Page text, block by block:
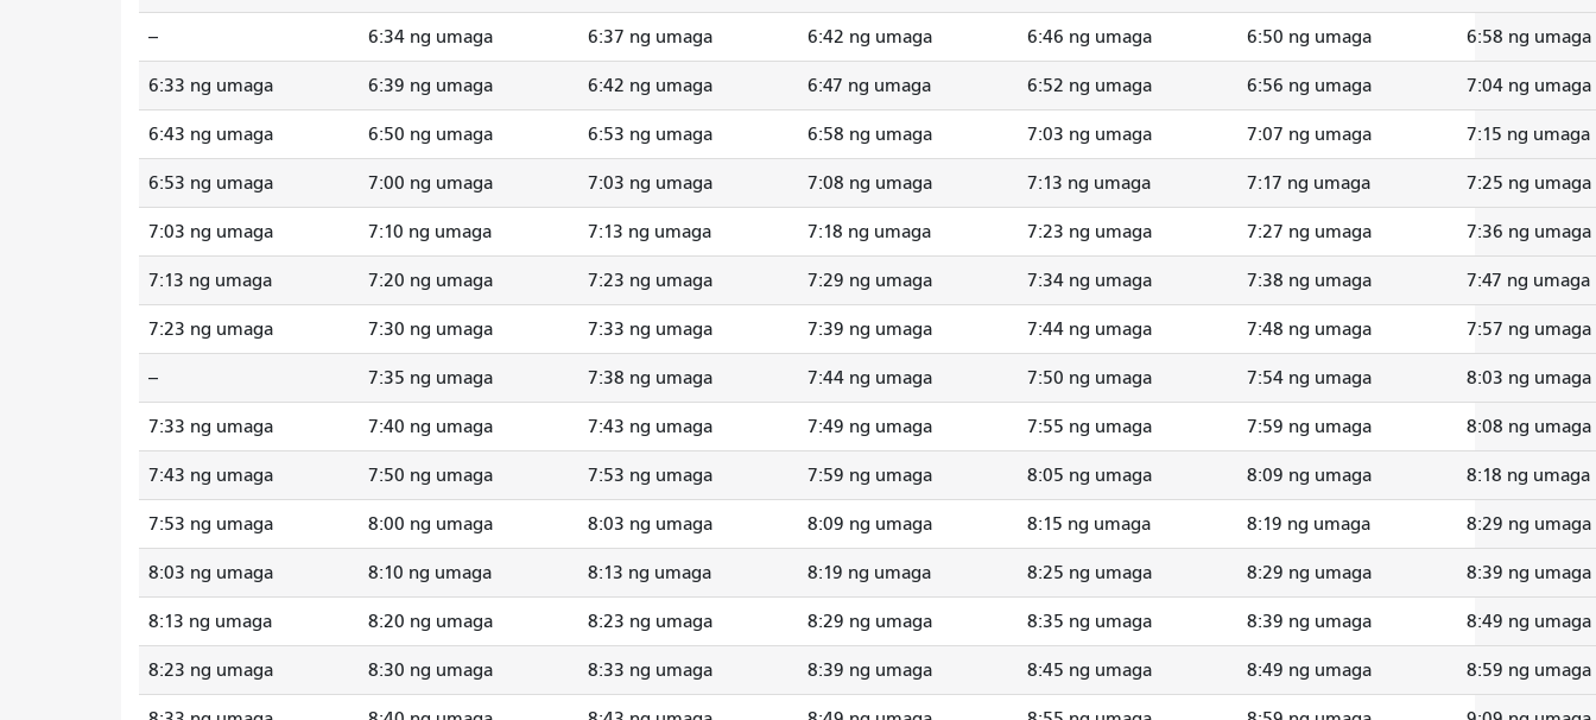
-- 6:34 ng umaga 6:37 ng umaga 6:42 ng umaga 6:46 ng umaga 6:50 ng umaga 6:58 ng umaga
6:33 ng umaga 6:39 ng umaga 6:42 ng umaga 6:47 ng umaga 6:52 ng umaga 6:56 ng umaga 7:04 ng umaga
6:43 ng umaga 6:50 ng umaga 6:53 ng umaga 6:58 ng umaga 7:03 ng umaga 7:07 ng umaga 7:15 ng umaga
6:53 ng umaga 7:00 ng umaga 7:03 ng umaga 7:08 ng umaga 7:13 ng umaga 7:17 ng umaga 7:25 ng umaga
7:03 ng umaga 7:10 ng umaga 7:13 ng umaga 7:18 ng umaga 7:23 ng umaga 7:27 ng umaga 7:36 ng umaga
7:13 ng umaga 7:20 ng umaga 7:23 ng umaga 7:29 ng umaga 7:34 ng umaga 7:38 ng umaga 7:47 ng umaga
7:23 ng umaga 7:30 ng umaga 7:33 ng umaga 7:39 ng umaga 7:44 ng umaga 7:48 ng umaga 7:57 ng umaga
-- 7:35 ng umaga 7:38 ng umaga 7:44 ng umaga 7:50 ng umaga 7:54 ng umaga 8:03 ng umaga
7:33 ng umaga 7:40 ng umaga 7:43 ng umaga 7:49 ng umaga 7:55 ng umaga 7:59 ng umaga 8:08 ng umaga
7:43 ng umaga 7:50 ng umaga 7:53 ng umaga 7:59 ng umaga 8:05 ng umaga 8:09 ng umaga 8:18 ng umaga
7:53 ng umaga 8:00 ng umaga 8:03 ng umaga 8:09 ng umaga 8:15 ng umaga 8:19 ng umaga 8:29 ng umaga
8:03 ng umaga 8:10 ng umaga 8:13 ng umaga 8:19 ng umaga 8:25 ng umaga 8:29 ng umaga 8:39 ng umaga
8:13 ng umaga 8:20 ng umaga 8:23 ng umaga 8:29 ng umaga 8:35 ng umaga 8:39 ng umaga 8:49 ng umaga
8:23 ng umaga 8:30 ng umaga 8:33 ng umaga 8:39 ng umaga 8:45 ng umaga 8:49 ng umaga 8:59 ng umaga